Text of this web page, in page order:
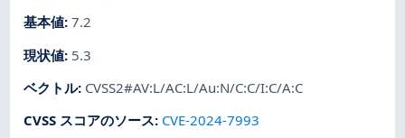
基本値:7.2
現状値: 5.3
ベクトル: CVSS2#AV:L/AC:L/Au:N/C:C/I:C/A:C
CVSS スコアのソース: CVE-2024-7993